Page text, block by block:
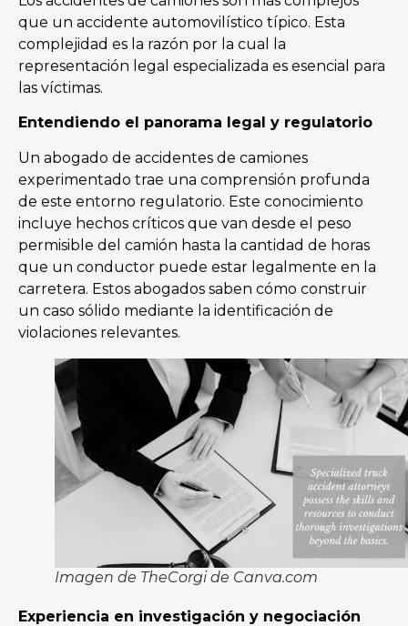
que un accidente automovilístico típico. Esta
complejidad es la razón por la cual la
representación legal especializada es esencial para
las víctimas.
Entendiendo el panorama legal y regulatorio
Un abogado de accidentes de camiones
experimentado trae una comprensión profunda
de este entorno regulatorio. Este conocimiento
incluye hechos críticos que van desde el peso
permisible del camión hasta la cantidad de horas
que un conductor puede estar legalmente en la
carretera. Estos abogados saben cómo construir
un caso sólido mediante la identificación de
violaciones relevantes.
Imagen de TheCorgi de Canva.com
Experiencia en investigación y negociación